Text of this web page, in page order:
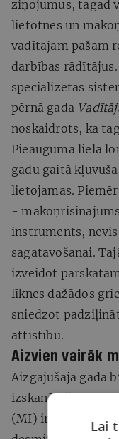
ziņojumus, tagad
lietotnes un
vadītajam pašam
darbības rādītājus.
specializētās
pērnā gada
noskaidrots, ka
Pieaugumā liela
gadu gaitā
lietojamas.
- mākoņrisinājums
instruments,
sagatavošanai.
izveidot
līknes dažādos
sniedzot
attīstību.
Aizvien vairāk
Aizgājušajā gadā
izskanējušais
(MI) ir ieradies uz
Lai